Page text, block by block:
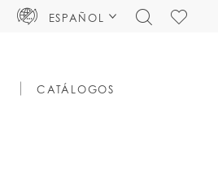
ESPAÑOL
TOGGLECHECK
CATÁLOGOS